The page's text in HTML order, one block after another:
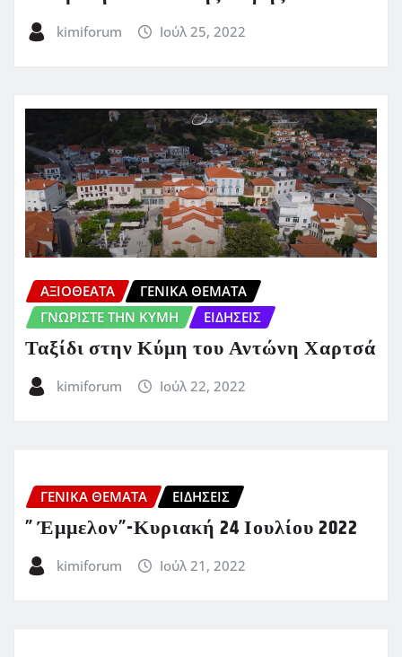
kimiforum Ιούλ 25, 2022
ΑΞΙΟΘΕΑΤΑ
ΓΕΝΙΚΑ ΘΕΜΑΤΑ
ΓΝΩΡΙΣΤΕ ΤΗΝ ΚΥΜΗ
ΕΙΔΗΣΕΙΣ
Ταξίδι στην Κύμη του Αντώνη Χαρτσά
kimiforum Ιούλ 22, 2022
ΓΕΝΙΚΑ ΘΕΜΑΤΑ ΕΙΔΗΣΕΙΣ
” Έμμελον”-Κυριακή 24 Ιουλίου 2022
kimiforum Ιούλ 21, 2022